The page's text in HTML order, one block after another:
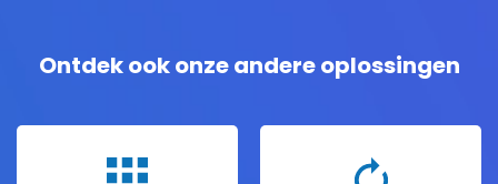
Ontdek ook onze andere oplossingen